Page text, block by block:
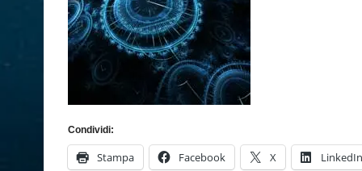
Condividi:
Stampa Facebook X LinkedIn